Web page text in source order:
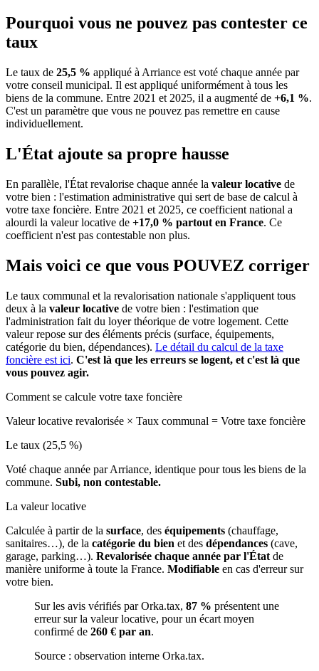
Pourquoi vous ne pouvez pas contester ce
taux
Le taux de 25,5 % appliqué à Arriance est voté chaque année par
votre conseil municipal. Il est appliqué uniformément à tous les
biens de la commune. Entre 2021 et 2025, il a augmenté de +6,1 %.
C'est un paramètre que vous ne pouvez pas remettre en cause
individuellement.
L'État ajoute sa propre hausse
En parallèle, l'État revalorise chaque année la valeur locative de
votre bien : l'estimation administrative qui sert de base de calcul à
votre taxe foncière. Entre 2021 et 2025, ce coefficient national a
alourdi la valeur locative de +17,0 % partout en France. Ce
coefficient n'est pas contestable non plus.
Mais voici ce que vous POUVEZ corriger
Le taux communal et la revalorisation nationale s'appliquent tous
deux à la valeur locative de votre bien : l'estimation que
l'administration fait du loyer théorique de votre logement. Cette
valeur repose sur des éléments précis (surface, équipements,
catégorie du bien, dépendances). Le détail du calcul de la taxe
foncière est ici. C'est là que les erreurs se logent, et c'est là que
vous pouvez agir.
Comment se calcule votre taxe foncière
Valeur locative revalorisée × Taux communal = Votre taxe foncière
Le taux (25,5 %)
Voté chaque année par Arriance, identique pour tous les biens de la
commune. Subi, non contestable.
La valeur locative
Calculée à partir de la surface, des équipements (chauffage,
sanitaires…), de la catégorie du bien et des dépendances (cave,
garage, parking…). Revalorisée chaque année par l'État de
manière uniforme à toute la France. Modifiable en cas d'erreur sur
votre bien.
Sur les avis vérifiés par Orka.tax, 87 % présentent une
erreur sur la valeur locative, pour un écart moyen
confirmé de 260 € par an.
Source : observation interne Orka.tax.